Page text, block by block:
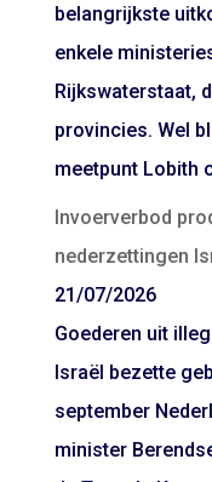
belangrijkste
enkele
Rijkswaterstaat,
provincies. Wel
meetpunt Lobith
Invoerverbod
nederzettingen
21/07/2026
Goederen uit
Israël bezette
september
minister